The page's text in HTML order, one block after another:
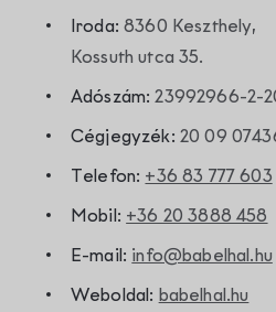
Iroda: 8360 Keszthely,
Kossuth utca 35.
Adószám: 23992966-2-
Cégjegyzék: 20 09
Telefon: +36 83 777 603
Mobil: +36 20 3888 458
E-mail: info@babelhal.hu
Weboldal: babelhal.hu